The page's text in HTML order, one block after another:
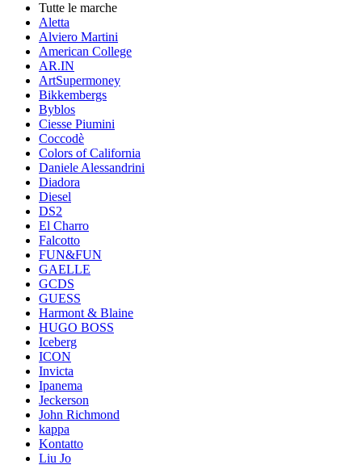
Tutte le marche
Aletta
Alviero Martini
American College
AR.IN
ArtSupermoney
Bikkembergs
Byblos
Ciesse Piumini
Coccodè
Colors of California
Daniele Alessandrini
Diadora
Diesel
DS2
El Charro
Falcotto
FUN&FUN
GAELLE
GCDS
GUESS
Harmont & Blaine
HUGO BOSS
Iceberg
ICON
Invicta
Ipanema
Jeckerson
John Richmond
kappa
Kontatto
Liu Jo